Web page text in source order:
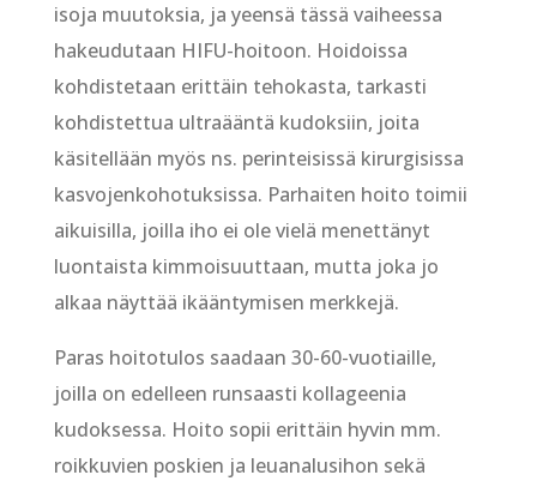
isoja muutoksia, ja yeensä tässä vaiheessa
hakeudutaan HIFU-hoitoon. Hoidoissa
kohdistetaan erittäin tehokasta, tarkasti
kohdistettua ultraääntä kudoksiin, joita
käsitellään myös ns. perinteisissä kirurgisissa
kasvojenkohotuksissa. Parhaiten hoito toimii
aikuisilla, joilla iho ei ole vielä menettänyt
luontaista kimmoisuuttaan, mutta joka jo
alkaa näyttää ikääntymisen merkkejä.
Paras hoitotulos saadaan 30-60-vuotiaille,
joilla on edelleen runsaasti kollageenia
kudoksessa. Hoito sopii erittäin hyvin mm.
roikkuvien poskien ja leuanalusihon sekä